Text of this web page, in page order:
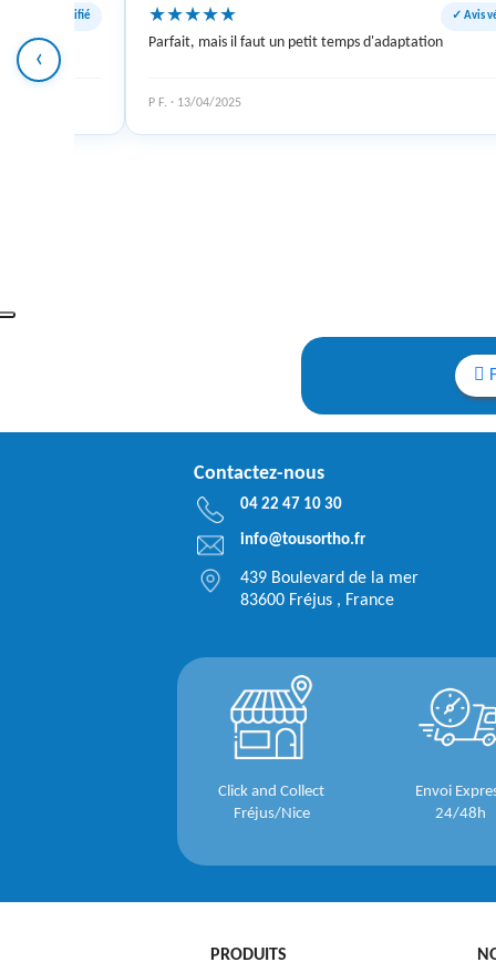
✓ Avis vérifié ★★★★★ ✓ Avis
Parfait, mais il faut un petit temps d'adaptation
P F. · 13/04/2025
‹
Contactez-nous
04 22 47 10 30
info@tousortho.fr
439 Boulevard de la mer
83600 Fréjus , France
Click and Collect
Fréjus/Nice
Envoi
24/48h
PRODUITS